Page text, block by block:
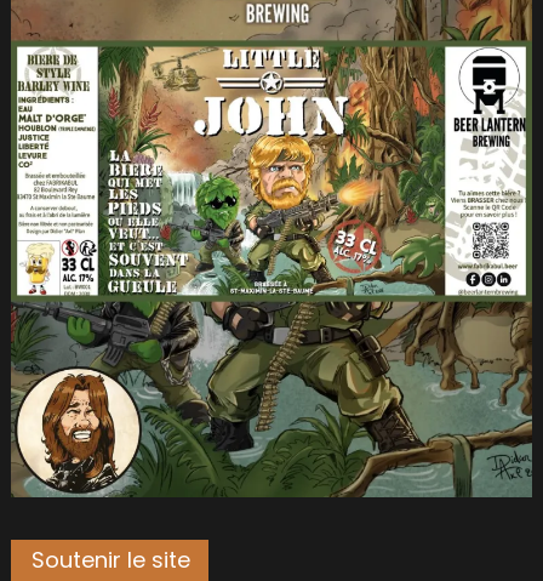
Soutenir le site